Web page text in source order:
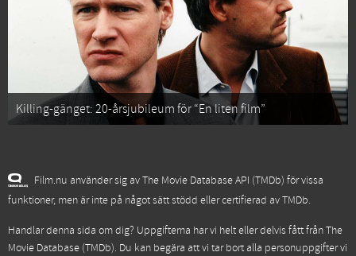
Killing-gänget: 20-årsjubileum för “En liten film”
Film.nu använder sig av The Movie Database API (TMDb) för vissa
funktioner, men är inte på något sätt stödd eller certifierad av TMDb.
Handlar denna sida om dig? Uppgifterna har vi helt eller delvis fått frånThe
Movie Database (TMDb). Du kan begära att vi tar bort alla personuppgifter vi